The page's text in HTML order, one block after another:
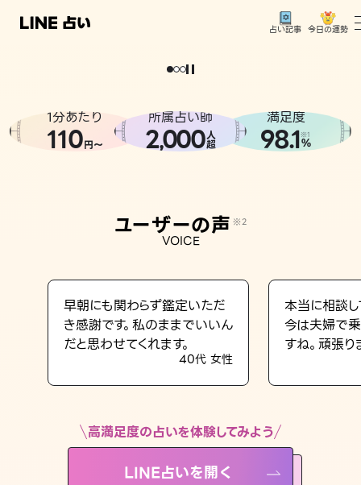
占い記事 今日の運勢
相談事例
LINE占いを開く
※LINEアプリ内のサービスページへ遷移します
どうせなら
。
1分あたり
110円〜
所属占い師
2,000人
超
満足度
98.1※1
%
ユーザーの声 ※2
VOICE
早朝にも関わらず鑑定いただ
き感謝です。私のままでいいん
だと思わせてくれます。
40代 女性
本当に相談し
今は夫婦で
すね。頑張り
高満足度の占いを体験してみよう
LINE占いを開く